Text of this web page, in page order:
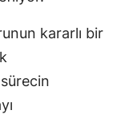
kararlı bir